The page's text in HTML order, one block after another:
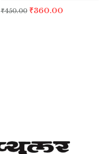
₹450.00 ₹360.00